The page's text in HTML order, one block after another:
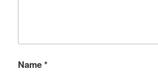
Name*